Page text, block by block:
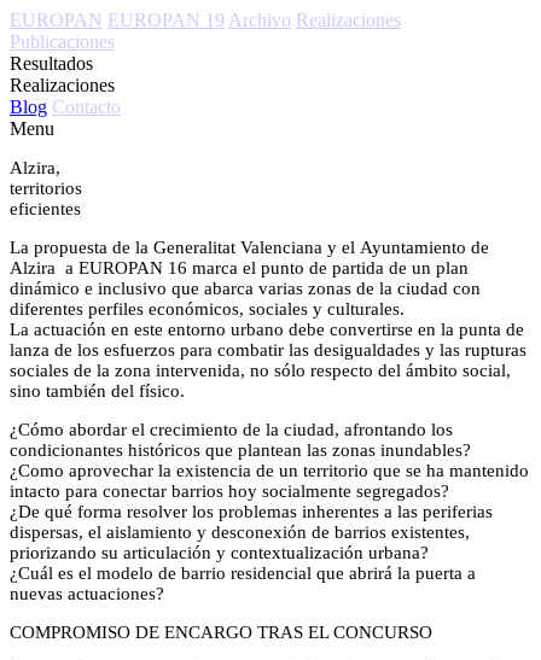
EUROPAN EUROPAN 19 Archivo Realizaciones
Publicaciones
Resultados
Realizaciones
Blog Contacto
Menu
Alzira,
territorios
eficientes
La propuesta de la Generalitat Valenciana y el Ayuntamiento de
Alzira a EUROPAN 16 marca el punto de partida de un plan
dinámico e inclusivo que abarca varias zonas de la ciudad con
diferentes perfiles económicos, sociales y culturales.
La actuación en este entorno urbano debe convertirse en la punta de
lanza de los esfuerzos para combatir las desigualdades y las rupturas
sociales de la zona intervenida, no sólo respecto del ámbito social,
sino también del físico.
¿Cómo abordar el crecimiento de la ciudad, afrontando los
condicionantes históricos que plantean las zonas inundables?
¿Como aprovechar la existencia de un territorio que se ha mantenido
intacto para conectar barrios hoy socialmente segregados?
¿De qué forma resolver los problemas inherentes a las periferias
dispersas, el aislamiento y desconexión de barrios existentes,
priorizando su articulación y contextualización urbana?
¿Cuál es el modelo de barrio residencial que abrirá la puerta a
nuevas actuaciones?
COMPROMISO DE ENCARGO TRAS EL CONCURSO